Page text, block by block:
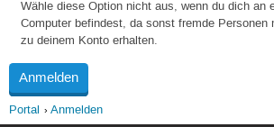
Wähle diese Option nicht aus, wenn du dich an
Computer befindest, da sonst fremde Personen
zu deinem Konto erhalten.
Portal Anmelden